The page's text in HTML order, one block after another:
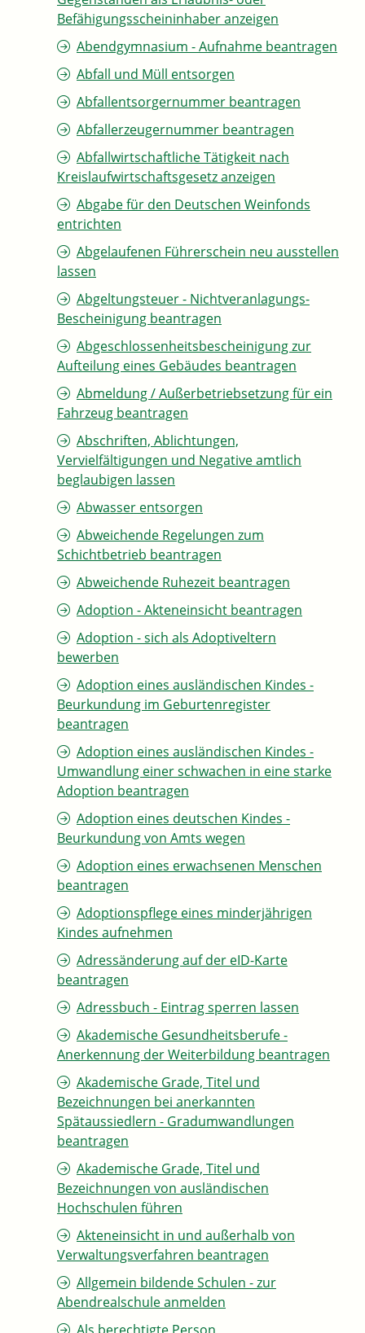
Befähigungsscheininhaber anzeigen
Abendgymnasium - Aufnahme beantragen
Abfall und Müll entsorgen
Abfallentsorgernummer beantragen
Abfallerzeugernummer beantragen
Abfallwirtschaftliche Tätigkeit nach
Kreislaufwirtschaftsgesetz anzeigen
Abgabe für den Deutschen Weinfonds
entrichten
Abgelaufenen Führerschein neu ausstellen
lassen
Abgeltungsteuer - Nichtveranlagungs-
Bescheinigung beantragen
Abgeschlossenheitsbescheinigung zur
Aufteilung eines Gebäudes beantragen
Abmeldung / Außerbetriebsetzung für ein
Fahrzeug beantragen
Abschriften, Ablichtungen,
Vervielfältigungen und Negative amtlich
beglaubigen lassen
Abwasser entsorgen
Abweichende Regelungen zum
Schichtbetrieb beantragen
Abweichende Ruhezeit beantragen
Adoption - Akteneinsicht beantragen
Adoption - sich als Adoptiveltern
bewerben
Adoption eines ausländischen Kindes -
Beurkundung im Geburtenregister
beantragen
Adoption eines ausländischen Kindes -
Umwandlung einer schwachen in eine starke
Adoption beantragen
Adoption eines deutschen Kindes -
Beurkundung von Amts wegen
Adoption eines erwachsenen Menschen
beantragen
Adoptionspflege eines minderjährigen
Kindes aufnehmen
Adressänderung auf der eID-Karte
beantragen
Adressbuch - Eintrag sperren lassen
Akademische Gesundheitsberufe -
Anerkennung der Weiterbildung beantragen
Akademische Grade, Titel und
Bezeichnungen bei anerkannten
Spätaussiedlern - Gradumwandlungen
beantragen
Akademische Grade, Titel und
Bezeichnungen von ausländischen
Hochschulen führen
Akteneinsicht in und außerhalb von
Verwaltungsverfahren beantragen
Allgemein bildende Schulen - zur
Abendrealschule anmelden